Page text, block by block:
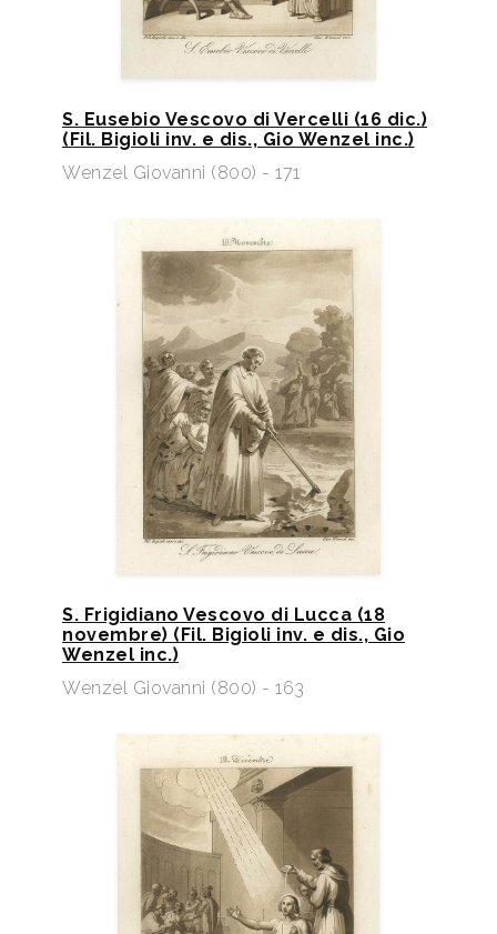
S. Eusebio Vescovo di Vercelli (16 dic.)
(Fil. Bigioli inv. e dis., Gio Wenzel inc.)​
Wenzel Giovanni (800) - 171
S. Frigidiano Vescovo di Lucca (18
novembre) (Fil. Bigioli inv. e dis., Gio
Wenzel inc.)
Wenzel Giovanni (800) - 163